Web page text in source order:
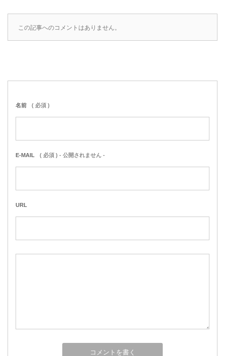
この記事へのコメントはありません。
名前 ( 必須 )
E-MAIL ( 必須 ) - 公開されません -
URL